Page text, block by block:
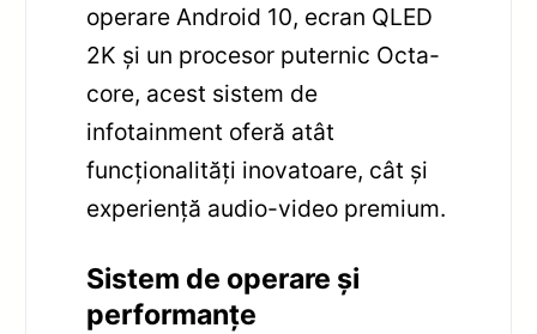
operare Android 10, ecran QLED
2K și un procesor puternic Octa-
core, acest sistem de
infotainment oferă atât
funcționalități inovatoare, cât și
experiență audio-video premium.
Sistem de operare și
performanțe